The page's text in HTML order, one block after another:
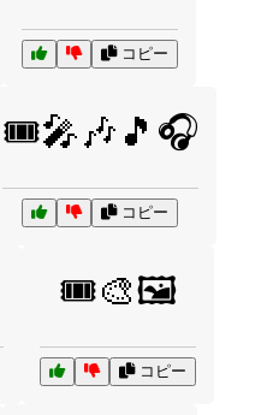
コピー
🎟️🎤🎶🎵🎧
コピー
🎟️🎨🖼️
コピー